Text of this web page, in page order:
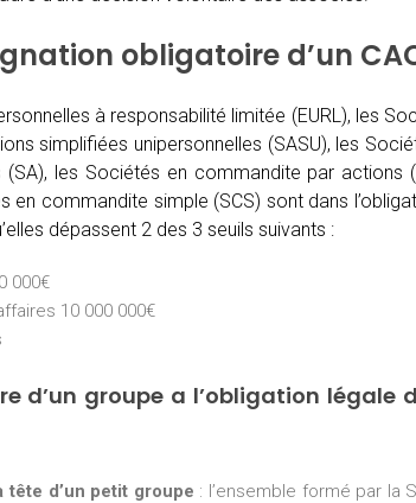
obligatoire d’un
à responsabilité limitée (EURL), les
simplifiées unipersonnelles (SASU), les
(SA), les Sociétés en commandite par actions
en commandite simple (SCS) sont dans
dépassent 2 des 3 seuils suivants :
000€
10 000 000€
d’un groupe a l’obligation
tête d’un petit groupe : l’ensemble formé par la